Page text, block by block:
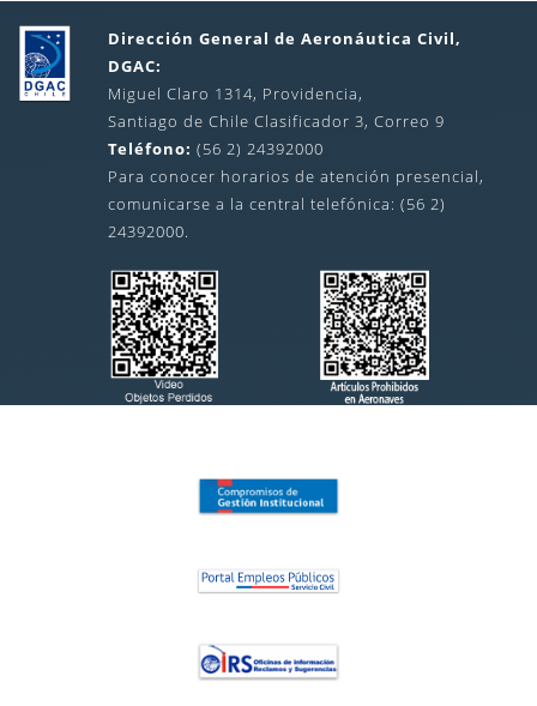
Dirección General de Aeronáutica Civil,
DGAC:
Miguel Claro 1314, Providencia,
Santiago de Chile Clasificador 3, Correo 9
Teléfono: (56 2) 24392000
Para conocer horarios de atención presencial,
comunicarse a la central telefónica: (56 2)
24392000.